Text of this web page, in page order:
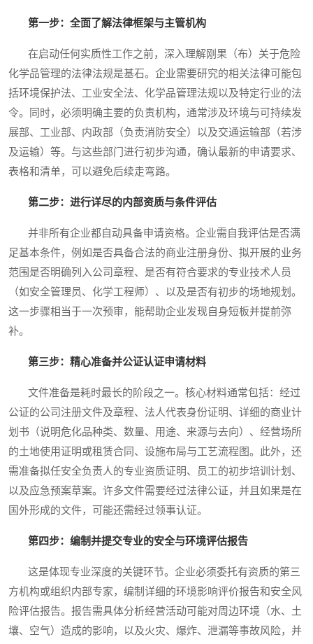
第一步：全面了解法律框架与主管机构
在启动任何实质性工作之前，深入理解刚果（布）关于危险
化学品管理的法律法规是基石。企业需要研究的相关法律可能包
括环境保护法、工业安全法、化学品管理法规以及特定行业的法
令。同时，必须明确主要的负责机构，通常涉及环境与可持续发
展部、工业部、内政部（负责消防安全）以及交通运输部（若涉
及运输）等。与这些部门进行初步沟通，确认最新的申请要求、
表格和清单，可以避免后续走弯路。
第二步：进行详尽的内部资质与条件评估
并非所有企业都自动具备申请资格。企业需自我评估是否满
足基本条件，例如是否具备合法的商业注册身份、拟开展的业务
范围是否明确列入公司章程、是否有符合要求的专业技术人员
（如安全管理员、化学工程师）、以及是否有初步的场地规划。
这一步骤相当于一次预审，能帮助企业发现自身短板并提前弥
补。
第三步：精心准备并公证认证申请材料
文件准备是耗时最长的阶段之一。核心材料通常包括：经过
公证的公司注册文件及章程、法人代表身份证明、详细的商业计
划书（说明危化品种类、数量、用途、来源与去向）、经营场所
的土地使用证明或租赁合同、设施布局与工艺流程图。此外，还
需准备拟任安全负责人的专业资质证明、员工的初步培训计划、
以及应急预案草案。许多文件需要经过法律公证，并且如果是在
国外形成的文件，可能还需经过领事认证。
第四步：编制并提交专业的安全与环境评估报告
这是体现专业深度的关键环节。企业必须委托有资质的第三
方机构或组织内部专家，编制详细的环境影响评价报告和安全风
险评估报告。报告需具体分析经营活动可能对周边环境（水、土
壤、空气）造成的影响，以及火灾、爆炸、泄漏等事故风险，并